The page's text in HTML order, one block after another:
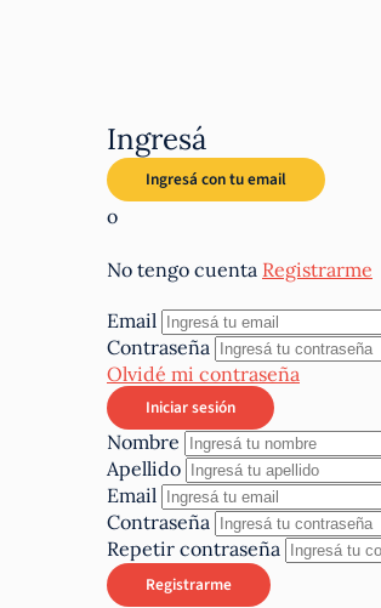
Ingresá
o
No tengo cuenta Registrarme
Email
Contraseña
Olvidé mi contraseña
Nombre
Apellido
Email
Contraseña
Repetir contraseña